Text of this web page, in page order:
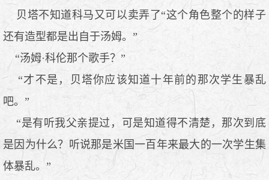
贝塔不知道科马又可以卖弄了“这个角色整个的样子
还有造型都是出自于汤姆。”
“汤姆·科伦那个歌手？”
“才不是，贝塔你应该知道十年前的那次学生暴乱
吧。”
“是有听我父亲提过，可是知道得不清楚，那次到底
是因为什么？听说那是米国一百年来最大的一次学生集
体暴乱。”